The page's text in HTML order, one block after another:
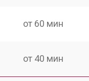
от 60 мин
от 40 мин